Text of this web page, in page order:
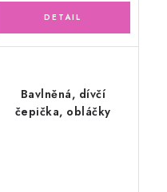
Bavlněná, dívčí
čepička, obláčky